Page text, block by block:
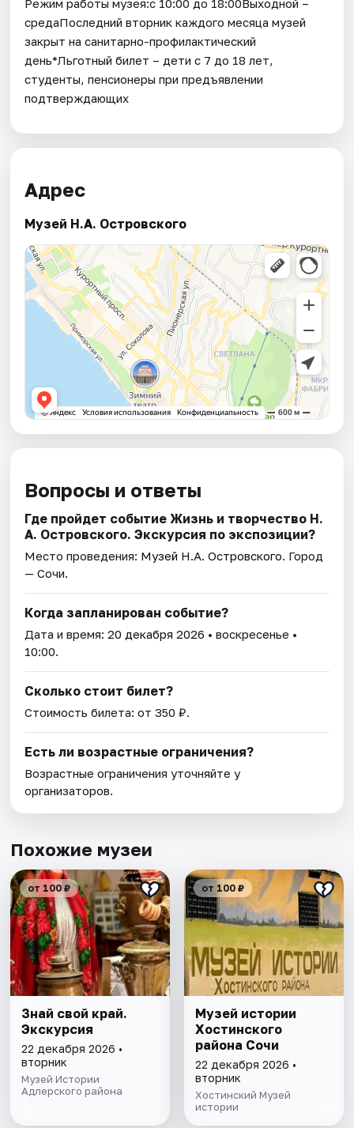
Режим работы музея:с 10:00 до 18:00Выходной –
средаПоследний вторник каждого месяца музей
закрыт на санитарно-профилактический
день*Льготный билет – дети с 7 до 18 лет,
студенты, пенсионеры при предъявлении
подтверждающих
Адрес
Музей Н.А. Островского
Вопросы и ответы
Где пройдет событие Жизнь и творчество Н.
А. Островского. Экскурсия по экспозиции?
Место проведения: Музей Н.А. Островского. Город
— Сочи.
Когда запланирован событие?
Дата и время:20 декабря 2026 • воскресенье •
10:00.
Сколько стоит билет?
Стоимость билета: от 350 ₽.
Есть ли возрастные ограничения?
Возрастные ограничения уточняйте у
организаторов.
Похожие музеи
от 100 ₽
Знай свой край.
Экскурсия
22 декабря 2026 •
вторник
Музей Истории
Адлерского района
от 100 ₽
Музей истории
Хостинского
района Сочи
22 декабря 2026 •
вторник
Хостинский Музей
истории